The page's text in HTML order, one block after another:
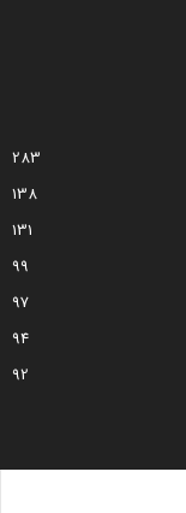
283
138
131
99
97
94
92